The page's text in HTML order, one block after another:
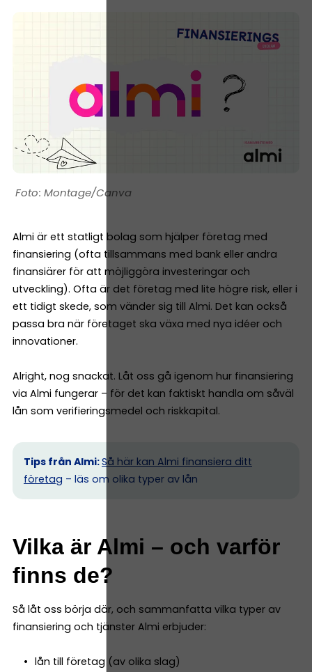
Montage/Canva
Almi är ett statligt bolag som hjälper företag med
finansiering (ofta tillsammans med bank eller andra
finansiärer för att möjliggöra investeringar och
utveckling). Ofta är det företag med lite högre risk, eller i
ett tidigt skede, som vänder sig till Almi. Det kan också
passa bra när företaget ska växa med nya idéer och
innovationer.
Alright, nog snackat. Låt oss gå igenom hur finansiering
via Almi fungerar – för det kan faktiskt handla om såväl
lån som verifieringsmedel och riskkapital.
Tips från Almi:Så här kan Almi finansiera ditt
företag – läs om olika typer av lån
Vilka är Almi – och varför
finns de?
Så låt oss börja där, och sammanfatta vilka typer av
finansiering och tjänster Almi erbjuder:
lån till företag (av olika slag)